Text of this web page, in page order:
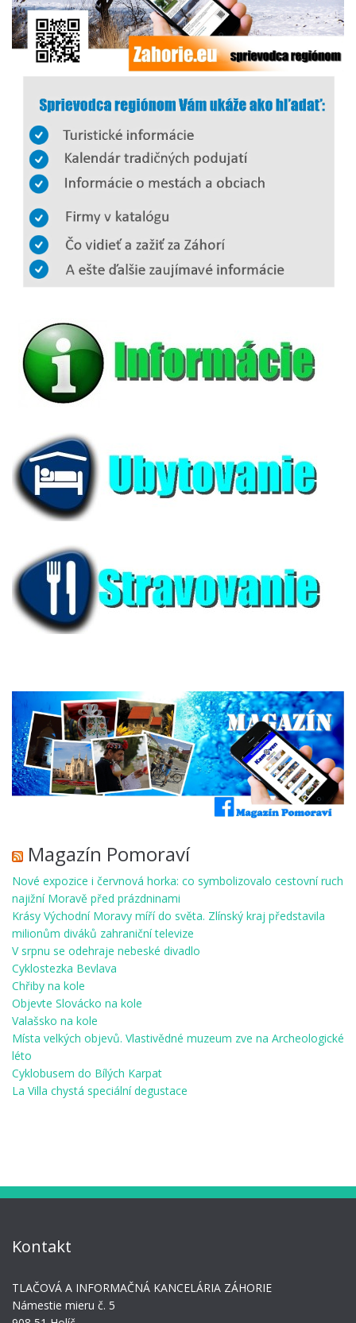
Magazín Pomoraví
Nové expozice i červnová horka: co symbolizovalo cestovní ruch
najižní Moravě před prázdninami
Krásy Východní Moravy míří do světa. Zlínský kraj představila
milionům diváků zahraniční televize
V srpnu se odehraje nebeské divadlo
Cyklostezka Bevlava
Chřiby na kole
Objevte Slovácko na kole
Valašsko na kole
Místa velkých objevů. Vlastivědné muzeum zve na Archeologické
léto
Cyklobusem do Bílých Karpat
La Villa chystá speciální degustace
Kontakt
TLAČOVÁ A INFORMAČNÁ KANCELÁRIA ZÁHORIE
Námestie mieru č. 5